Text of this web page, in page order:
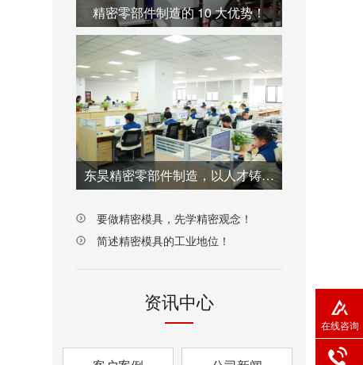
精密零部件制造的 10 大优势！
东昊精密零部件制造，以人才铸就质量之魂！
要做精密模具，先学精密观念！
简述精密模具的工业地位！
资讯中心
在线咨询